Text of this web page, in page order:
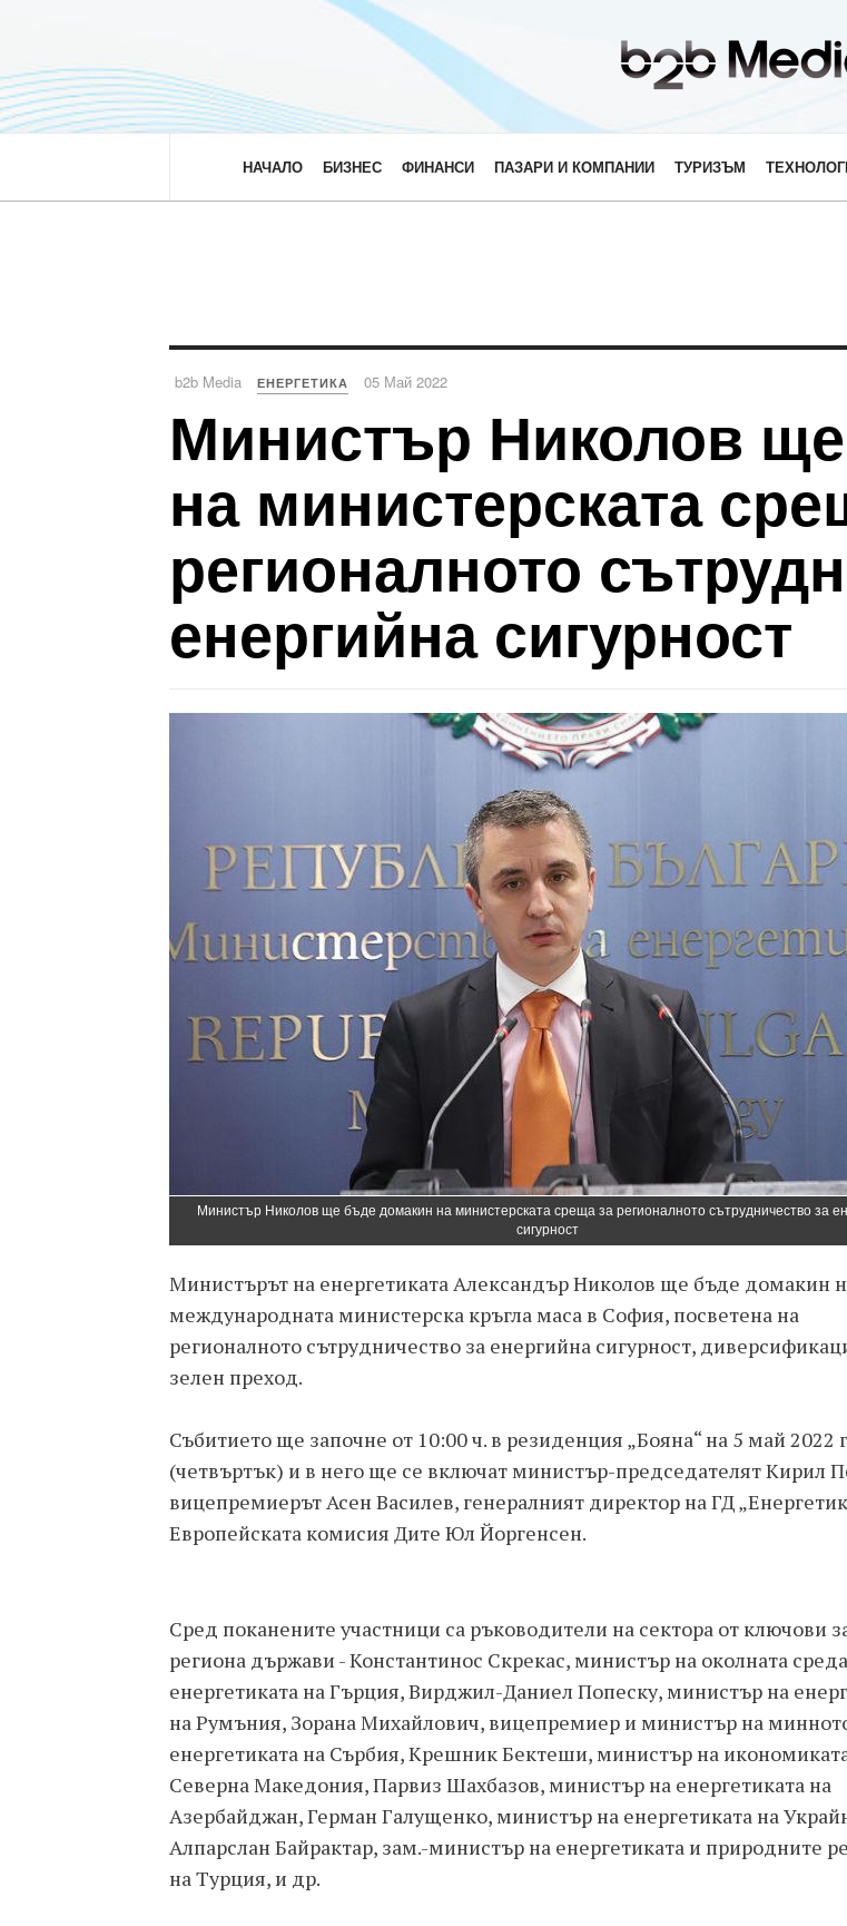
НАЧАЛО БИЗНЕС ФИНАНСИ ПАЗАРИ И КОМПАНИИ ТУРИЗЪМ
b2b Media ЕНЕРГЕТИКА 05 Май 2022
Министър Николов
на министерската
регионалното
енергийна сигурност
Министър Николов ще бъде домакин на министерската среща за регионалното сътрудничество за
сигурност
Министърът на енергетиката Александър Николов ще бъде домакин
международната министерска кръгла маса в София, посветена на
регионалното сътрудничество за енергийна сигурност,
зелен преход.
Събитието ще започне от 10:00 ч. в резиденция „Бояна“ на 5 май 2022
(четвъртък) и в него ще се включат министър-председателят Кирил
вицепремиерът Асен Василев, генералният директор на ГД
Европейската комисия Дите Юл Йоргенсен.
Сред поканените участници са ръководители на сектора от ключови
региона държави - Константинос Скрекас, министър на околната
енергетиката на Гърция, Вирджил-Даниел Попеску, министър на
на Румъния, Зорана Михайлович, вицепремиер и министър на
енергетиката на Сърбия, Крешник Бектеши, министър на
Северна Македония, Парвиз Шахбазов, министър на енергетиката на
Азербайджан, Герман Галущенко, министър на енергетиката на
Алпарслан Байрактар, зам.-министър на енергетиката и природните
на Турция, и др.